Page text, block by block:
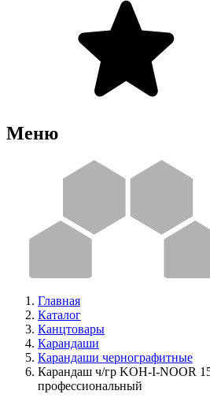
Меню
Главная
Каталог
Канцтовары
Карандаши
Карандаши чернографитные
Карандаш ч/гр KOH-I-NOOR
профессиональный